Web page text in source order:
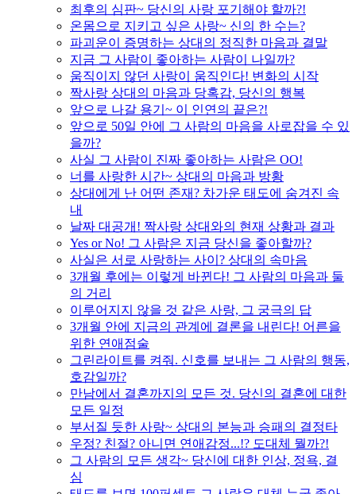
최후의 심판~ 당신의 사랑 포기해야 할까?!
온몸으로 지키고 싶은 사랑~ 신의 한 수는?
파괴운이 증명하는 상대의 정직한 마음과 결말
지금 그 사람이 좋아하는 사람이 나일까?
움직이지 않던 사랑이 움직인다! 변화의 시작
짝사랑 상대의 마음과 당혹감, 당신의 행복
앞으로 나갈 용기~ 이 인연의 끝은?!
앞으로 50일 안에 그 사람의 마음을 사로잡을 수 있
을까?
사실 그 사람이 진짜 좋아하는 사람은 OO!
너를 사랑한 시간~ 상대의 마음과 방황
상대에게 난 어떤 존재? 차가운 태도에 숨겨진 속
내
날짜 대공개! 짝사랑 상대와의 현재 상황과 결과
Yes or No! 그 사람은 지금 당신을 좋아할까?
사실은 서로 사랑하는 사이? 상대의 속마음
3개월 후에는 이렇게 바뀐다! 그 사람의 마음과 둘
의 거리
이루어지지 않을 것 같은 사랑, 그 궁극의 답
3개월 안에 지금의 관계에 결론을 내린다! 어른을
위한 연애점술
그린라이트를 켜줘. 신호를 보내는 그 사람의 행동,
호감일까?
만남에서 결혼까지의 모든 것. 당신의 결혼에 대한
모든 일정
부서질 듯한 사랑~ 상대의 본능과 승패의 결정타
우정? 친절? 아니면 연애감정...!? 도대체 뭘까?!
그 사람의 모든 생각~ 당신에 대한 인상, 정욕, 결
심